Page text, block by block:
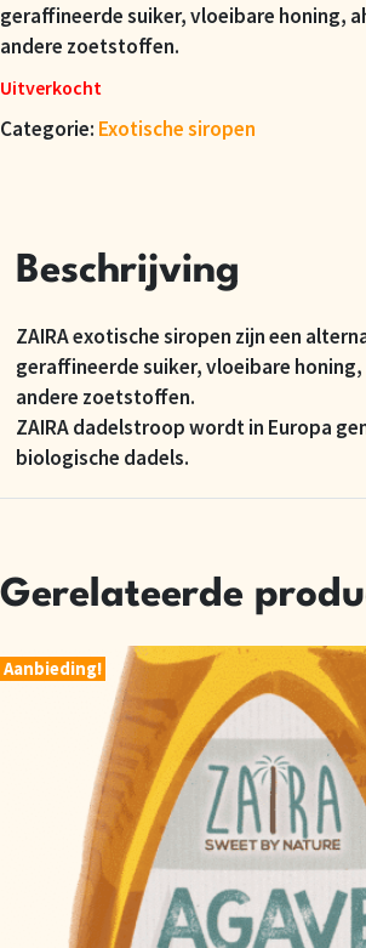
geraffineerde suiker, vloeibare honing,
andere zoetstoffen.
Uitverkocht
Categorie: Exotische siropen
Beschrijving
ZAIRA exotische siropen zijn een
geraffineerde suiker, vloeibare
andere zoetstoffen.
ZAIRA dadelstroop wordt in Europa
biologische dadels.
Gerelateerde
Aanbieding!